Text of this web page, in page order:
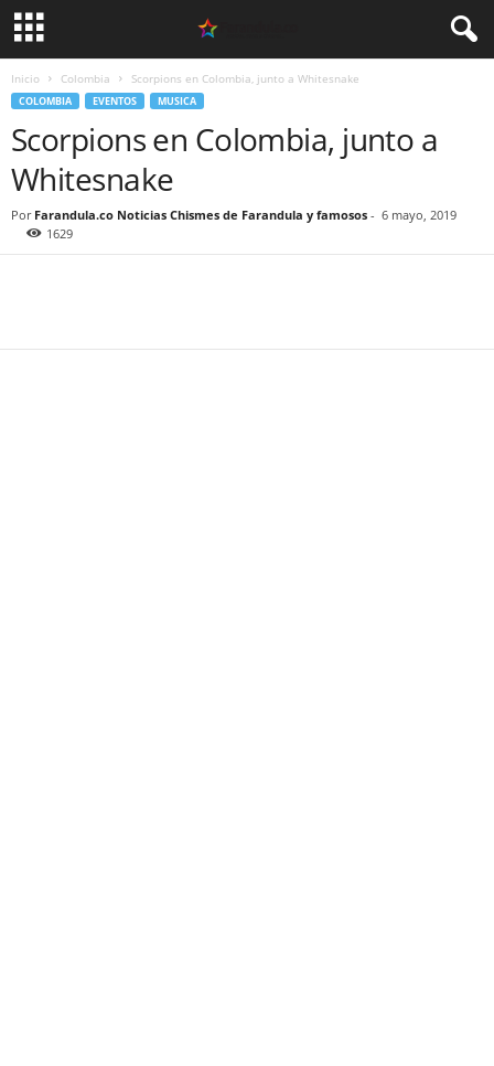
Inicio Colombia Scorpions en Colombia, junto a Whitesnake
COLOMBIA EVENTOS MUSICA
Scorpions en Colombia, junto a
Whitesnake
Por Farandula.co Noticias Chismes de Farandula y famosos - 6 mayo, 2019
1629